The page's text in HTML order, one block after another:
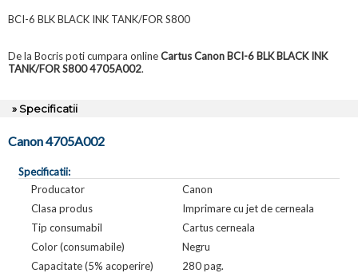
BCI-6 BLK BLACK INK TANK/FOR S800
De la Bocris poti cumpara onlineCartus Canon BCI-6 BLK BLACK INK
TANK/FOR S800 4705A002.
» Specificatii
Canon 4705A002
Specificatii:
Producator
Canon
Clasa produs
Imprimare cu jet de cerneala
Tip consumabil
Cartus cerneala
Color (consumabile)
Negru
Capacitate (5% acoperire)
280 pag.